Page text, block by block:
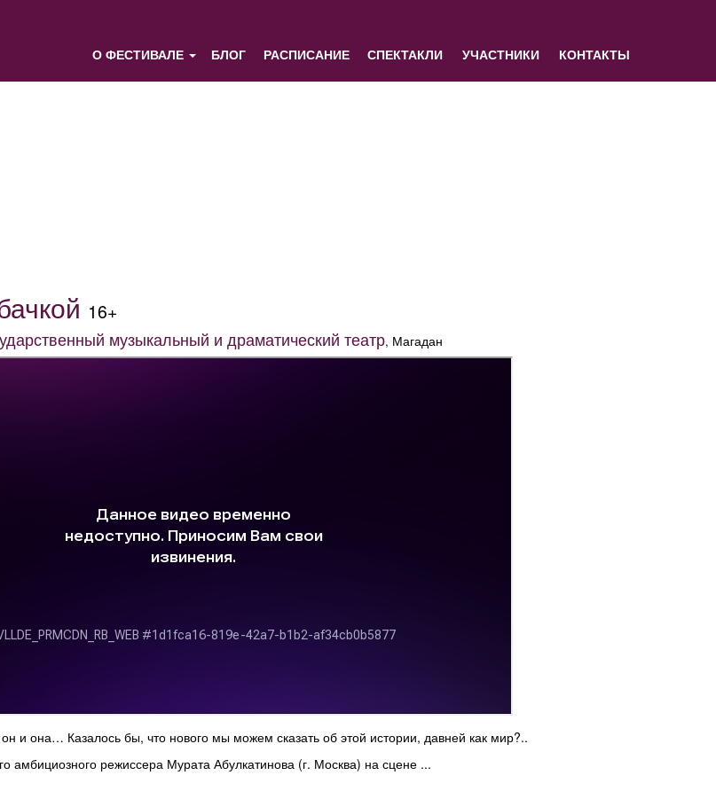
О ФЕСТИВАЛЕ БЛОГ РАСПИСАНИЕ СПЕКТАКЛИ УЧАСТНИКИ КОНТАКТЫ
16+
музыкальный и драматический театр, Магадан
и она… Казалось бы, что нового мы можем сказать об этой истории, давней как мир?..
амбициозного режиссера Мурата Абулкатинова (г. Москва) на сцене ...